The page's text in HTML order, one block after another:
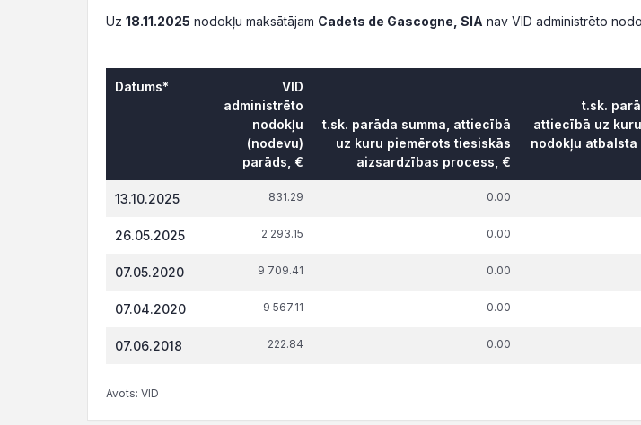
Uz 18.11.2025 nodokļu maksātājam Cadets de Gascogne, SIA nav VID administrēto
Datums*
VID
administrēto
nodokļu
(nodevu)
parāds, €
t.sk. parāda summa, attiecībā
uz kuru piemērots tiesiskās
aizsardzības process, €
t.sk.
attiecībā uz
nodokļu atbalsta
13.10.2025 831.29 0.00
26.05.2025 2 293.15 0.00
07.05.2020 9 709.41 0.00
07.04.2020 9 567.11 0.00
07.06.2018 222.84 0.00
Avots: VID